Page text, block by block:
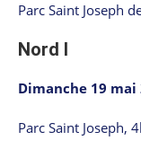
Parc Saint Joseph
Nord I
Dimanche 19 mai
Parc Saint Joseph,